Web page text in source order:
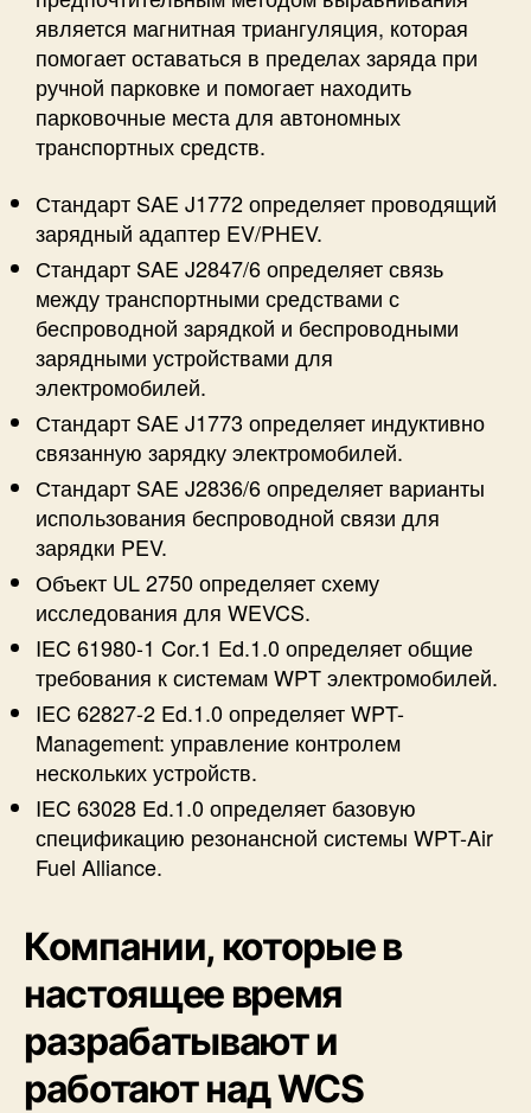
является магнитная триангуляция, которая
помогает оставаться в пределах заряда при
ручной парковке и помогает находить
парковочные места для автономных
транспортных средств.
Стандарт SAE J1772 определяет проводящий
зарядный адаптер EV/PHEV.
Стандарт SAE J2847/6 определяет связь
между транспортными средствами с
беспроводной зарядкой и беспроводными
зарядными устройствами для
электромобилей.
Стандарт SAE J1773 определяет индуктивно
связанную зарядку электромобилей.
Стандарт SAE J2836/6 определяет варианты
использования беспроводной связи для
зарядки PEV.
Объект UL 2750 определяет схему
исследования для WEVCS.
IEC 61980-1 Cor.1 Ed.1.0 определяет общие
требования к системам WPT электромобилей.
IEC 62827-2 Ed.1.0 определяет WPT-
Management: управление контролем
нескольких устройств.
IEC 63028 Ed.1.0 определяет базовую
спецификацию резонансной системы WPT-Air
Fuel Alliance.
Компании, которые в
настоящее время
разрабатывают и
работают над WCS